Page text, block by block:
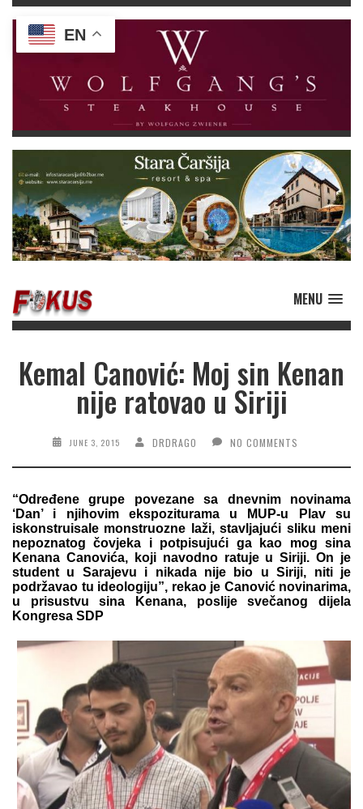
MENU
Kemal Canović: Moj sin Kenan
nije ratovao u Siriji
JUNE 3, 2015 DRDRAGO NO COMMENTS
“Određene grupe povezane sa dnevnim novinama
‘Dan’ i njihovim ekspoziturama u MUP-u Plav su
iskonstruisale monstruozne laži, stavljajući sliku meni
nepoznatog čovjeka i potpisujući ga kao mog sina
Kenana Canovića, koji navodno ratuje u Siriji. On je
student u Sarajevu i nikada nije bio u Siriji, niti je
podržavao tu ideologiju”, rekao je Canović novinarima,
u prisustvu sina Kenana, poslije svečanog dijela
Kongresa SDP
EN